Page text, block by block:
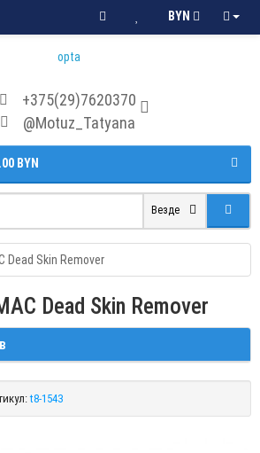
BYN
+375(29)7620370
@Motuz_Tatyana
BYN
Везде
Dead Skin Remover
Dead Skin Remover
t8-1543